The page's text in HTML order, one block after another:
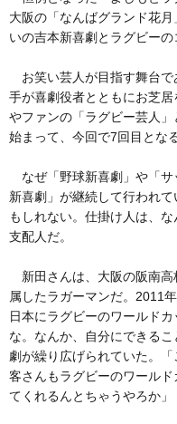
大阪の「なんばグランド花
いの吉本新喜劇とラグビーの
お笑い芸人が目指す舞台で
手が喜劇役者とともにお芝
やファンの「ラグビー芸人
始まって、今回で7回目となる
なぜ「野球新喜劇」や「サ
新喜劇」が継続して行われ
もしれない。仕掛け人は、
支配人だ。
新田さんは、大阪の阪南高
属したラガーマンだ。2011
日本にラグビーのワールド
な。なんか、自分にできる
劇が繰り広げられていた。
客さんもラグビーのワール
てくれるんとちゃうやろか」